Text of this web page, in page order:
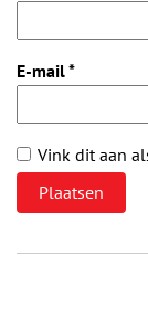
E-mail*
Vink dit aan